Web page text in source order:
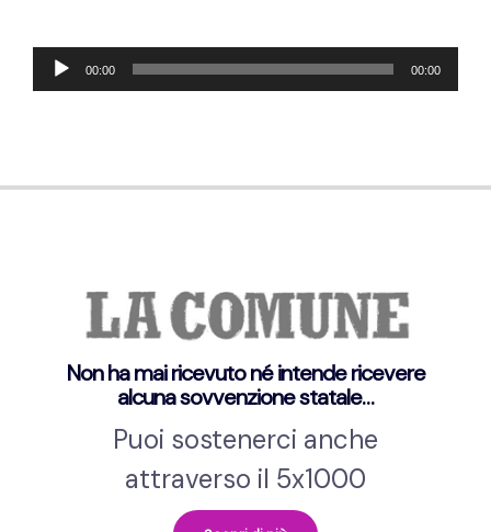
Reproductor
de
00:00 00:00
Non ha mai ricevuto né intende ricevere
alcuna sovvenzione statale…
Puoi sostenerci anche
attraverso il 5x1000